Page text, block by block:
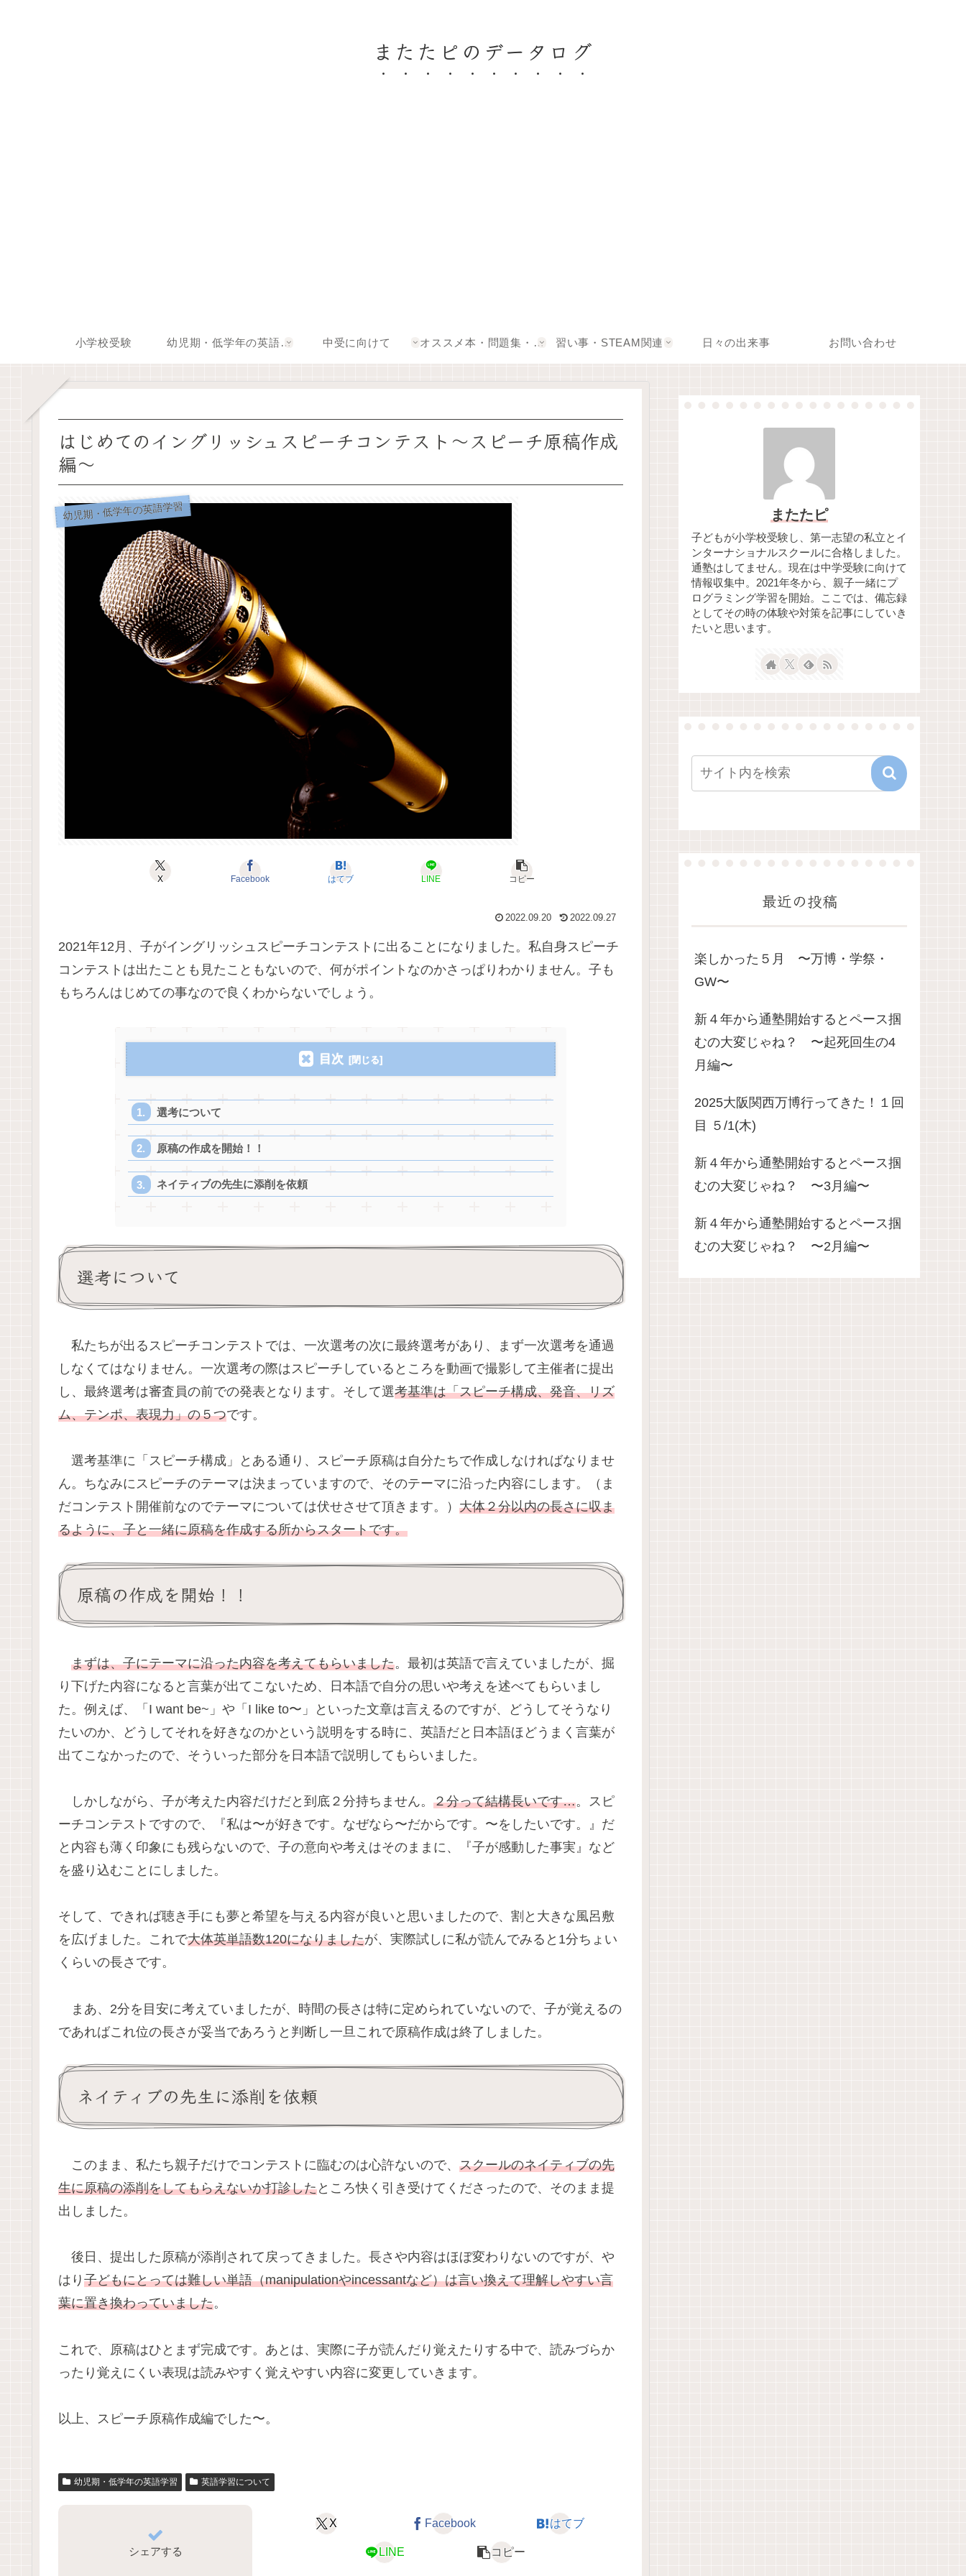
またたピのデータログ
小学校受験 幼児期・低学年の英語学習 中受に向けて オススメ本・問題集・アプリ 習い事・STEAM関連 日々の出来事 お問い合わせ
はじめてのイングリッシュスピーチコンテスト〜スピーチ原稿作成
編〜
幼児期・低学年の英語学習
X Facebook はてブ LINE コピー
2022.09.20 2022.09.27
2021年12月、子がイングリッシュスピーチコンテストに出ることになりました。私自身スピーチ
コンテストは出たことも見たこともないので、何がポイントなのかさっぱりわかりません。子も
もちろんはじめての事なので良くわからないでしょう。
目次
選考について
原稿の作成を開始！！
ネイティブの先生に添削を依頼
選考について
私たちが出るスピーチコンテストでは、一次選考の次に最終選考があり、まず一次選考を通過
しなくてはなりません。一次選考の際はスピーチしているところを動画で撮影して主催者に提出
し、最終選考は審査員の前での発表となります。そして選考基準は「スピーチ構成、発音、リズ
ム、テンポ、表現力」の５つです。
選考基準に「スピーチ構成」とある通り、スピーチ原稿は自分たちで作成しなければなりませ
ん。ちなみにスピーチのテーマは決まっていますので、そのテーマに沿った内容にします。（ま
だコンテスト開催前なのでテーマについては伏せさせて頂きます。） 大体２分以内の長さに収ま
るように、子と一緒に原稿を作成する所からスタートです。
原稿の作成を開始！！
まずは、子にテーマに沿った内容を考えてもらいました。最初は英語で言えていましたが、掘
り下げた内容になると言葉が出てこないため、日本語で自分の思いや考えを述べてもらいまし
た。例えば、「I want be~」や「I like to〜」といった文章は言えるのですが、どうしてそうなり
たいのか、どうしてそれを好きなのかという説明をする時に、英語だと日本語ほどうまく言葉が
出てこなかったので、そういった部分を日本語で説明してもらいました。
しかしながら、子が考えた内容だけだと到底２分持ちません。 ２分って結構長いです…。スピ
ーチコンテストですので、『私は〜が好きです。なぜなら〜だからです。〜をしたいです。』だ
と内容も薄く印象にも残らないので、子の意向や考えはそのままに、『子が感動した事実』など
を盛り込むことにしました。
そして、できれば聴き手にも夢と希望を与える内容が良いと思いましたので、割と大きな風呂敷
を広げました。これで大体英単語数120になりましたが、実際試しに私が読んでみると1分ちょい
くらいの長さです。
まあ、2分を目安に考えていましたが、時間の長さは特に定められていないので、子が覚えるの
であればこれ位の長さが妥当であろうと判断し一旦これで原稿作成は終了しました。
ネイティブの先生に添削を依頼
このまま、私たち親子だけでコンテストに臨むのは心許ないので、 スクールのネイティブの先
生に原稿の添削をしてもらえないか打診したところ快く引き受けてくださったので、そのまま提
出しました。
後日、提出した原稿が添削されて戻ってきました。長さや内容はほぼ変わりないのですが、や
はり 子どもにとっては難しい単語（manipulationやincessantなど）は言い換えて理解しやすい言
葉に置き換わっていました。
これで、原稿はひとまず完成です。あとは、実際に子が読んだり覚えたりする中で、読みづらか
ったり覚えにくい表現は読みやすく覚えやすい内容に変更していきます。
以上、スピーチ原稿作成編でした〜。
幼児期・低学年の英語学習 英語学習について
シェアする
X Facebook はてブ
LINE コピー
またたピ
子どもが小学校受験し、第一志望の私立とイ
ンターナショナルスクールに合格しました。
通塾はしてません。現在は中学受験に向けて
情報収集中。2021年冬から、親子一緒にプ
ログラミング学習を開始。ここでは、備忘録
としてその時の体験や対策を記事にしていき
たいと思います。
最近の投稿
楽しかった５月 〜万博・学祭・
GW〜
新４年から通塾開始するとペース掴
むの大変じゃね？ 〜起死回生の4
月編〜
2025大阪関西万博行ってきた！１回
目 ５/1(木)
新４年から通塾開始するとペース掴
むの大変じゃね？ 〜3月編〜
新４年から通塾開始するとペース掴
むの大変じゃね？ 〜2月編〜